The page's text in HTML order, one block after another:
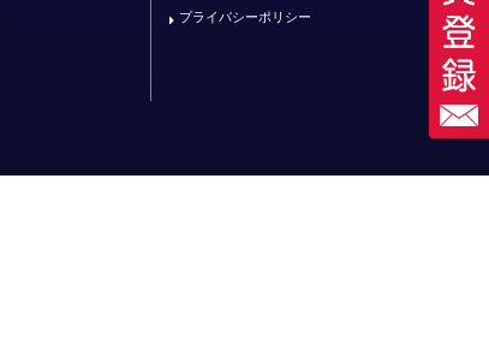
プライバシーポリシー